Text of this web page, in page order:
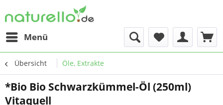
Menü
Übersicht Öle, Extrakte
*Bio Bio Schwarzkümmel-Öl (250ml)
Vitaquell